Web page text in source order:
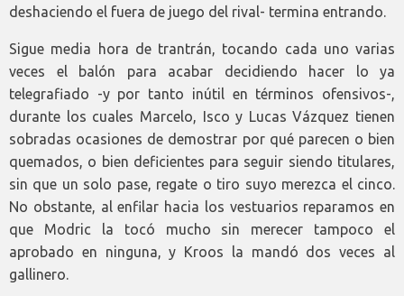
deshaciendo el fuera de juego del rival- termina entrando.
Sigue media hora de trantrán, tocando cada uno varias
veces el balón para acabar decidiendo hacer lo ya
telegrafiado -y por tanto inútil en términos ofensivos-,
durante los cuales Marcelo, Isco y Lucas Vázquez tienen
sobradas ocasiones de demostrar por qué parecen o bien
quemados, o bien deficientes para seguir siendo titulares,
sin que un solo pase, regate o tiro suyo merezca el cinco.
No obstante, al enfilar hacia los vestuarios reparamos en
que Modric la tocó mucho sin merecer tampoco el
aprobado en ninguna, y Kroos la mandó dos veces al
gallinero.